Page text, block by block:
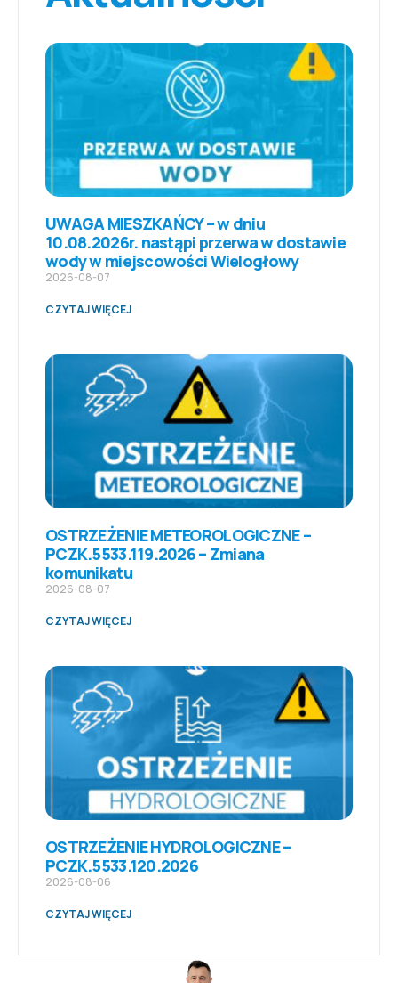
UWAGA MIESZKAŃCY – w dniu
10.08.2026r. nastąpi przerwa w dostawie
wody w miejscowości Wielogłowy
2026-08-07
CZYTAJ WIĘCEJ
OSTRZEŻENIE METEOROLOGICZNE –
PCZK.5533.119.2026 – Zmiana
komunikatu
2026-08-07
CZYTAJ WIĘCEJ
OSTRZEŻENIE HYDROLOGICZNE –
PCZK.5533.120.2026
2026-08-06
CZYTAJ WIĘCEJ